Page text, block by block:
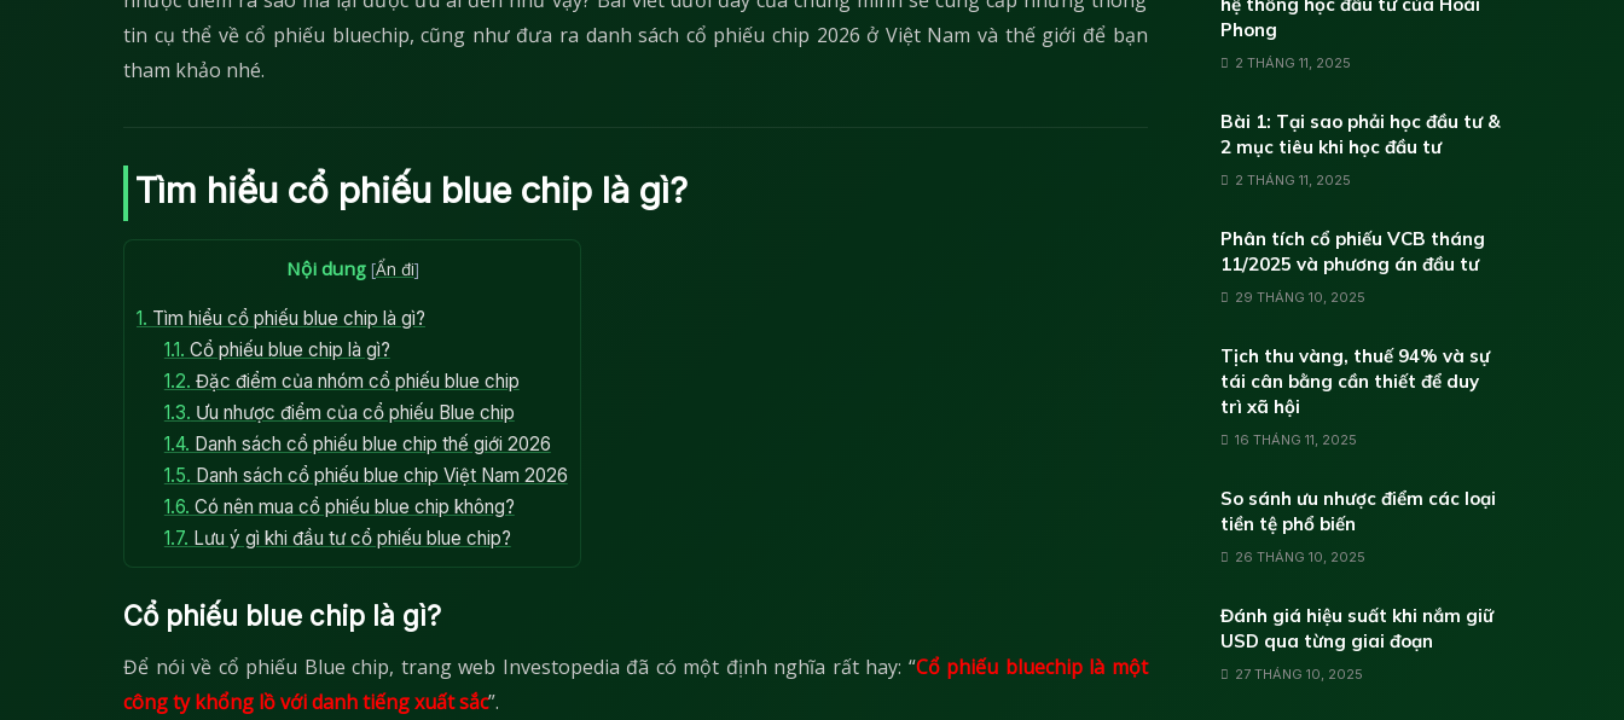
tin cụ thể về cổ phiếu bluechip, cũng như đưa ra danh sách cổ phiếu chip 2026 ở Việt Nam và thế giới để bạn
tham khảo nhé.
Tìm hiểu cổ phiếu blue chip là gì?
Nội dung [Ẩn đi]
1. Tìm hiểu cổ phiếu blue chip là gì?
1.1. Cổ phiếu blue chip là gì?
1.2. Đặc điểm của nhóm cổ phiếu blue chip
1.3. Ưu nhược điểm của cổ phiếu Blue chip
1.4. Danh sách cổ phiếu blue chip thế giới 2026
1.5. Danh sách cổ phiếu blue chip Việt Nam 2026
1.6. Có nên mua cổ phiếu blue chip không?
1.7. Lưu ý gì khi đầu tư cổ phiếu blue chip?
Cổ phiếu blue chip là gì?
Để nói về cổ phiếu Blue chip, trang web Investopedia đã có một định nghĩa rất hay: “Cổ phiếu bluechip là một
công ty khổng lồ với danh tiếng xuất sắc”.
Phong
2 THÁNG 11, 2025
Bài 1: Tại sao phải học đầu tư &
2 mục tiêu khi học đầu tư
2 THÁNG 11, 2025
Phân tích cổ phiếu VCB tháng
11/2025 và phương án đầu tư
29 THÁNG 10, 2025
Tịch thu vàng, thuế 94% và sự
tái cân bằng cần thiết để duy
trì xã hội
16 THÁNG 11, 2025
So sánh ưu nhược điểm các loại
tiền tệ phổ biến
26 THÁNG 10, 2025
Đánh giá hiệu suất khi nắm giữ
USD qua từng giai đoạn
27 THÁNG 10, 2025